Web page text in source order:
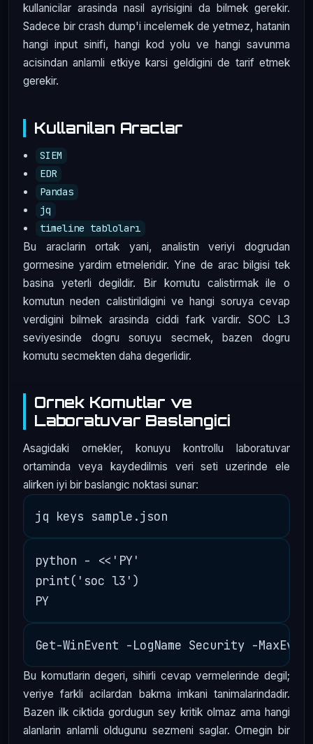
kullanicilar arasinda nasil ayrisigini da bilmek gerekir.
Sadece bir crash dump'i incelemek de yetmez, hatanin
hangi input sinifi, hangi kod yolu ve hangi savunma
acisindan anlamli etkiye karsi geldigini de tarif etmek
gerekir.
Kullanilan Araclar
SIEM
EDR
Pandas
jq
timeline tabloları
Bu araclarin ortak yani, analistin veriyi dogrudan
gormesine yardim etmeleridir. Yine de arac bilgisi tek
basina yeterli degildir. Bir komutu calistirmak ile o
komutun neden calistirildigini ve hangi soruya cevap
verdigini bilmek arasinda ciddi fark vardir. SOC L3
seviyesinde dogru soruyu secmek, bazen dogru
komutu secmekten daha degerlidir.
Ornek Komutlar ve
Laboratuvar Baslangici
Asagidaki ornekler, konuyu kontrollu laboratuvar
ortaminda veya kaydedilmis veri seti uzerinde ele
alirken iyi bir baslangic noktasi sunar:
python - <<'PY'
print('soc l3')
Bu komutlarin degeri, sihirli cevap vermelerinde degil;
veriye farkli acilardan bakma imkani tanimalarindadir.
Bazen ilk ciktida gordugun sey kritik olmaz ama hangi
alanlarin anlamli oldugunu sezmeni saglar. Ornegin bir